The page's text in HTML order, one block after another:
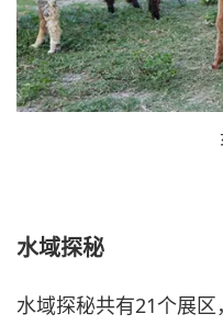
水域探秘
水域探秘共有21个展